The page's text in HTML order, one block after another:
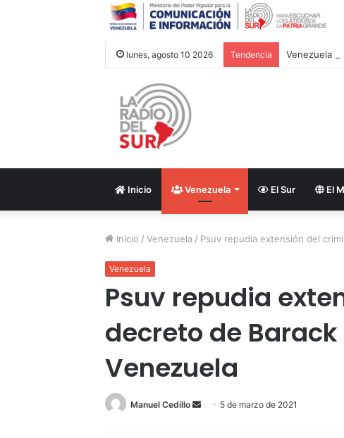
lunes, agosto 10 2026 Tendencia
Inicio Venezuela El Sur El
Inicio / Venezuela / Psuv repudia extensión del
Venezuela
Psuv repudia
decreto de
Venezuela
Manuel Cedillo
Send5 de marzo de 2021